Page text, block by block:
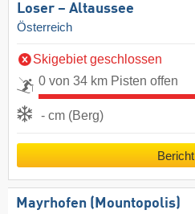
Loser – Altaussee
Österreich
Skigebiet geschlossen
0 von 34 km Pisten offen
- cm (Berg)
Bericht
Mayrhofen (Mountopolis)